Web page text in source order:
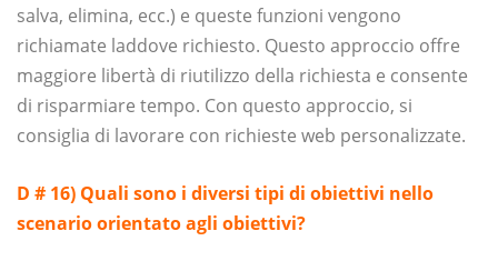
salva, elimina, ecc.) e queste funzioni vengono
richiamate laddove richiesto. Questo approccio offre
maggiore libertà di riutilizzo della richiesta e consente
di risparmiare tempo. Con questo approccio, si
consiglia di lavorare con richieste web personalizzate.
D # 16) Quali sono i diversi tipi di obiettivi nello
scenario orientato agli obiettivi?